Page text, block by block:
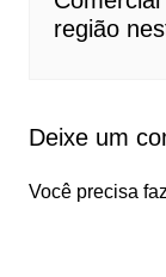
região
Deixe um
Você precisa